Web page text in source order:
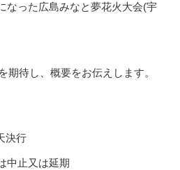
なった広島みなと夢花火大会(宇
期待し、概要をお伝えします。
決行
中止又は延期